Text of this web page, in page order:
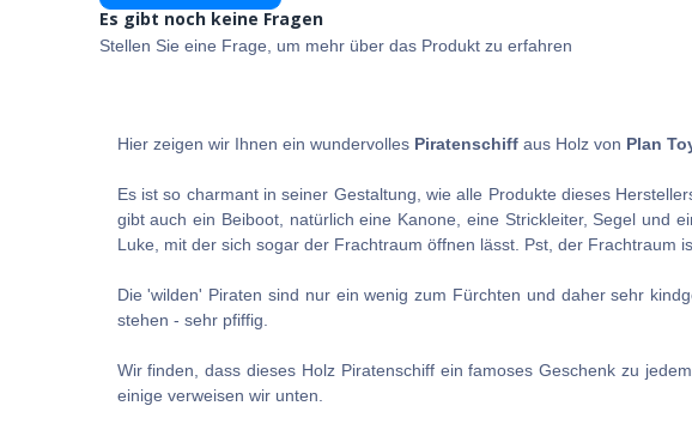
Es gibt noch keine Fragen
Stellen Sie eine Frage, um mehr über das Produkt zu erfahren
Hier zeigen wir Ihnen ein wundervolles Piratenschiffaus Holz von Plan
Es ist so charmant in seiner Gestaltung, wie alle Produkte dieses
gibt auch ein Beiboot, natürlich eine Kanone, eine Strickleiter, Segel und
Luke, mit der sich sogar der Frachtraum öffnen lässt. Pst, der Frachtraum
Die 'wilden' Piraten sind nur ein wenig zum Fürchten und daher sehr
stehen - sehr pfiffig.
Wir finden, dass dieses Holz Piratenschiff ein famoses Geschenk zu
einige verweisen wir unten.